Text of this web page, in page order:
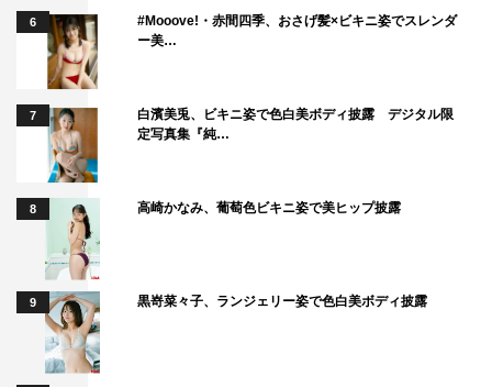
『サンドウィッチマン＆芦田愛菜の博士ちゃん』©テレビ朝日
中学2年生の塩見瑛太郎くん（13歳）は、折り紙を作るた
めの設計図“展開図”を頭の中で考えてあらゆる造形物を作
り上げる“折り紙展開図博士ちゃん”。そのアート作品を
SNSにアップしたところ、世界中から称賛の声が寄せら
れ、“13万いいね！”を獲得したとか。緻密な展開図とそこ
から出来上がった折り紙を見たYOSHIKIは思わず「天才で
すね！」とうなるが、そんな瑛太郎くんが渾身＆超難解な
新作を披露。その躍動感たっぷりのアートとは。瑛太郎く
んはなんとYOSHIKIも折り紙アートに仕上げており、
YOSHIKIは「光栄です。自分が折り紙になる日が（来ると
は）…！」と驚く。
6
#Mooove!・赤間四季、おさげ髪×ビキニ姿でスレンダ
ー美…
7
白濱美兎、ビキニ姿で色白美ボディ披露 デジタル限
定写真集『純…
8 高崎かなみ、葡萄色ビキニ姿で美ヒップ披露
9 黒嵜菜々子、ランジェリー姿で色白美ボディ披露